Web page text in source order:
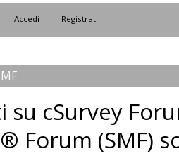
Accedi Registrati
su cSurvey
Forum (SMF)